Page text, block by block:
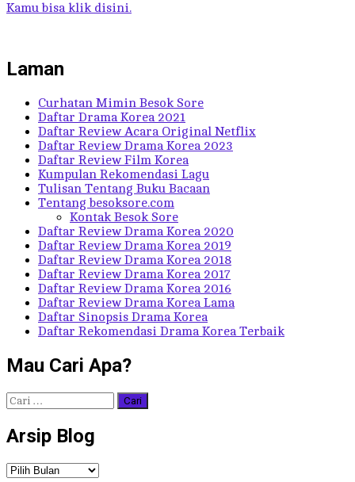
Kamu bisa klik disini.
Laman
Curhatan Mimin Besok Sore
Daftar Drama Korea 2021
Daftar Review Acara Original Netflix
Daftar Review Drama Korea 2023
Daftar Review Film Korea
Kumpulan Rekomendasi Lagu
Tulisan Tentang Buku Bacaan
Tentang besoksore.com
Kontak Besok Sore
Daftar Review Drama Korea 2020
Daftar Review Drama Korea 2019
Daftar Review Drama Korea 2018
Daftar Review Drama Korea 2017
Daftar Review Drama Korea 2016
Daftar Review Drama Korea Lama
Daftar Sinopsis Drama Korea
Daftar Rekomendasi Drama Korea Terbaik
Mau Cari Apa?
Cari
untuk:
Arsip Blog
Arsip